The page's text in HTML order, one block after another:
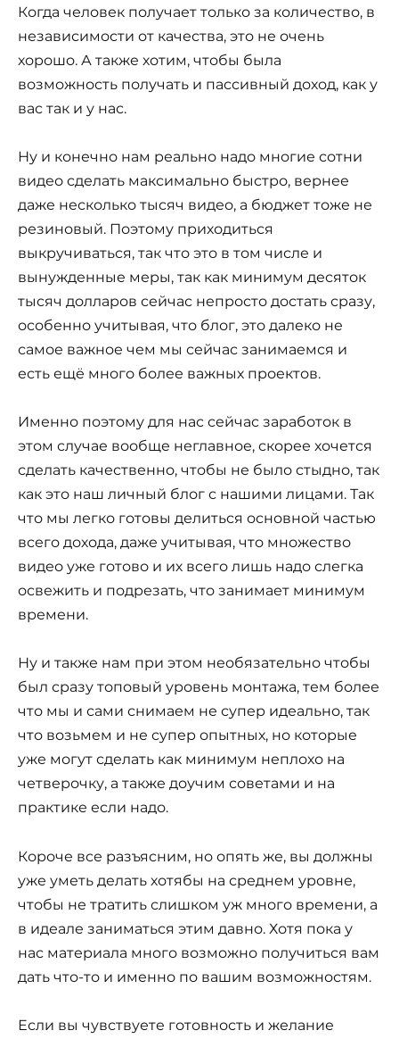
Когда человек получает только за количество, в
независимости от качества, это не очень
хорошо. А также хотим, чтобы была
возможность получать и пассивный доход, как у
вас так и у нас.
Ну и конечно нам реально надо многие сотни
видео сделать максимально быстро, вернее
даже несколько тысяч видео, а бюджет тоже не
резиновый. Поэтому приходиться
выкручиваться, так что это в том числе и
вынужденные меры, так как минимум десяток
тысяч долларов сейчас непросто достать сразу,
особенно учитывая, что блог, это далеко не
самое важное чем мы сейчас занимаемся и
есть ещё много более важных проектов.
Именно поэтому для нас сейчас заработок в
этом случае вообще неглавное, скорее хочется
сделать качественно, чтобы не было стыдно, так
как это наш личный блог с нашими лицами. Так
что мы легко готовы делиться основной частью
всего дохода, даже учитывая, что множество
видео уже готово и их всего лишь надо слегка
освежить и подрезать, что занимает минимум
времени.
Ну и также нам при этом необязательно чтобы
был сразу топовый уровень монтажа, тем более
что мы и сами снимаем не супер идеально, так
что возьмем и не супер опытных, но которые
уже могут сделать как минимум неплохо на
четверочку, а также доучим советами и на
практике если надо.
Короче все разъясним, но опять же, вы должны
уже уметь делать хотябы на среднем уровне,
чтобы не тратить слишком уж много времени, а
в идеале заниматься этим давно. Хотя пока у
нас материала много возможно получиться вам
дать что-то и именно по вашим возможностям.
Если вы чувствуете готовность и желание